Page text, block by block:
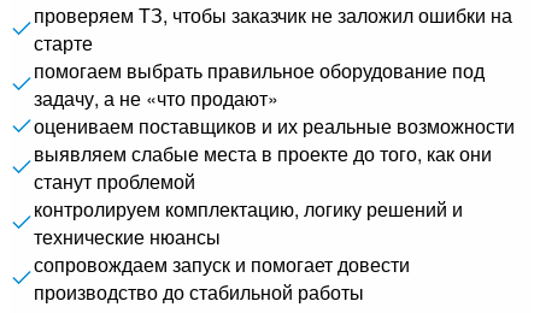
проверяем ТЗ, чтобы заказчик не заложил ошибки на
старте
помогаем выбрать правильное оборудование под
задачу, а не «что продают»
оцениваем поставщиков и их реальные возможности
выявляем слабые места в проекте до того, как они
станут проблемой
контролируем комплектацию, логику решений и
технические нюансы
сопровождаем запуск и помогает довести
производство до стабильной работы